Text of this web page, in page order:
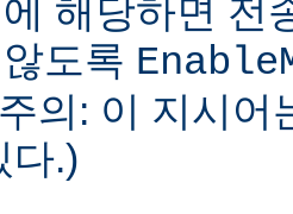
해당하면 전
도록
의: 이 지시어
다.)